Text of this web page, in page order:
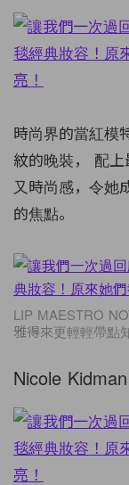
時尚界的當紅模
紋的晚裝，
配
又時尚感，令她
的焦點。
LIP MAESTRO
雅得來更輕輕帶點
Nicole Kidman